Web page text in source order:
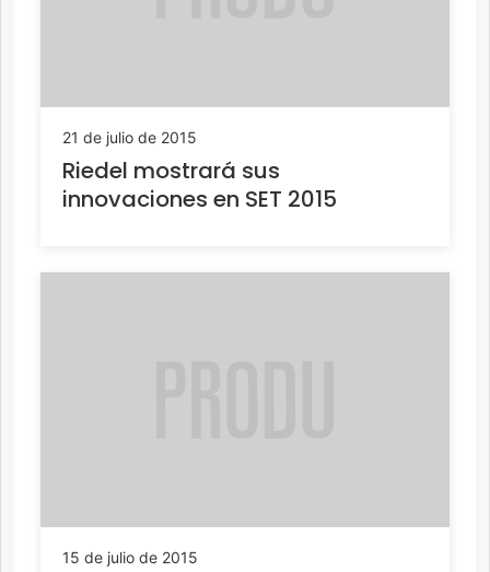
21 de julio de 2015
Riedel mostrará sus
innovaciones en SET 2015
15 de julio de 2015